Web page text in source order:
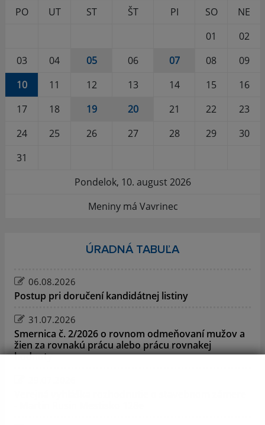
PO
UT ST ŠT PI SO
NE
01
02
03
04 05 06 07 08
09
10
11 12 13 14 15
16
17
18 19 20 21 22
23
24
25 26 27 28 29
30
31
Pondelok, 10. august 2026
Meniny má Vavrinec
ÚRADNÁ TABUĽA
06.08.2026
Postup pri doručení kandidátnej listiny
31.07.2026
Smernica č. 2/2026 o rovnom odmeňovaní mužov a
žien za rovnakú prácu alebo prácu rovnakej
hodnoty